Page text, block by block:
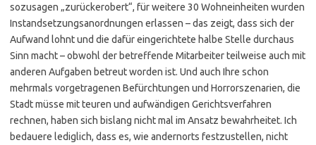
sozusagen „zurückerobert“, für weitere 30 Wohneinheiten wurden
Instandsetzungsanordnungen erlassen – das zeigt, dass sich der
Aufwand lohnt und die dafür eingerichtete halbe Stelle durchaus
Sinn macht – obwohl der betreffende Mitarbeiter teilweise auch mit
anderen Aufgaben betreut worden ist. Und auch Ihre schon
mehrmals vorgetragenen Befürchtungen und Horrorszenarien, die
Stadt müsse mit teuren und aufwändigen Gerichtsverfahren
rechnen, haben sich bislang nicht mal im Ansatz bewahrheitet. Ich
bedauere lediglich, dass es, wie andernorts festzustellen, nicht